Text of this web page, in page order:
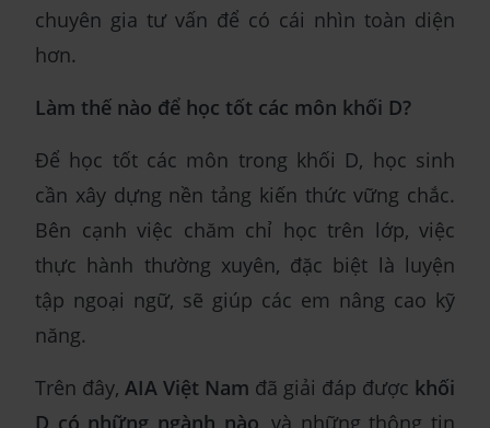
chuyên gia tư vấn để có cái nhìn toàn diện
hơn.
Làm thế nào để học tốt các môn khối D?
Để học tốt các môn trong khối D, học sinh
cần xây dựng nền tảng kiến thức vững chắc.
Bên cạnh việc chăm chỉ học trên lớp, việc
thực hành thường xuyên, đặc biệt là luyện
tập ngoại ngữ, sẽ giúp các em nâng cao kỹ
năng.
Trên đây, AIA Việt Nam đã giải đáp được khối
D có những ngành nào, và những thông tin